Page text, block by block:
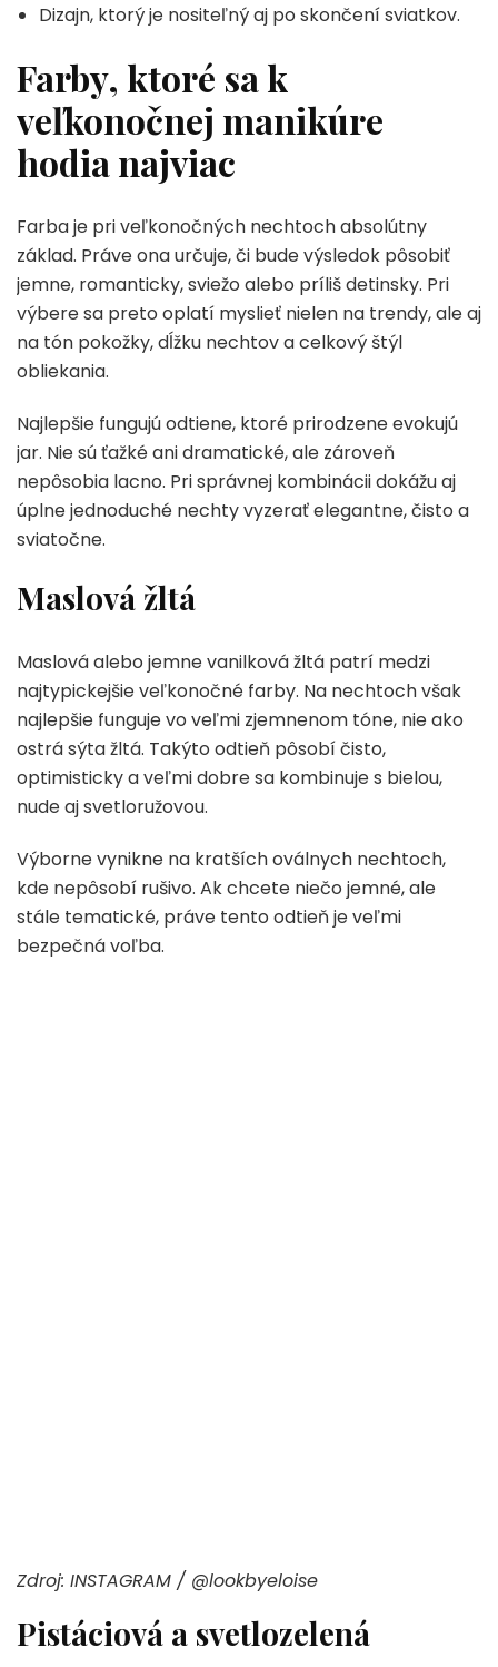
Dizajn, ktorý je nositeľný aj po skončení sviatkov.
Farby, ktoré sa k
veľkonočnej manikúre
hodia najviac
Farba je pri veľkonočných nechtoch absolútny
základ. Práve ona určuje, či bude výsledok pôsobiť
jemne, romanticky, sviežo alebo príliš detinsky. Pri
výbere sa preto oplatí myslieť nielen na trendy, ale aj
na tón pokožky, dĺžku nechtov a celkový štýl
obliekania.
Najlepšie fungujú odtiene, ktoré prirodzene evokujú
jar. Nie sú ťažké ani dramatické, ale zároveň
nepôsobia lacno. Pri správnej kombinácii dokážu aj
úplne jednoduché nechty vyzerať elegantne, čisto a
sviatočne.
Maslová žltá
Maslová alebo jemne vanilková žltá patrí medzi
najtypickejšie veľkonočné farby. Na nechtoch však
najlepšie funguje vo veľmi zjemnenom tóne, nie ako
ostrá sýta žltá. Takýto odtieň pôsobí čisto,
optimisticky a veľmi dobre sa kombinuje s bielou,
nude aj svetloružovou.
Výborne vynikne na kratších oválnych nechtoch,
kde nepôsobí rušivo. Ak chcete niečo jemné, ale
stále tematické, práve tento odtieň je veľmi
bezpečná voľba.
Zdroj: INSTAGRAM / @lookbyeloise
Pistáciová a svetlozelená